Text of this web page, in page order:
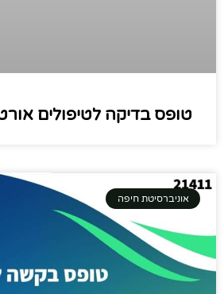
טופס בדיקה לטיפולים
אוניברסיטת חיפה